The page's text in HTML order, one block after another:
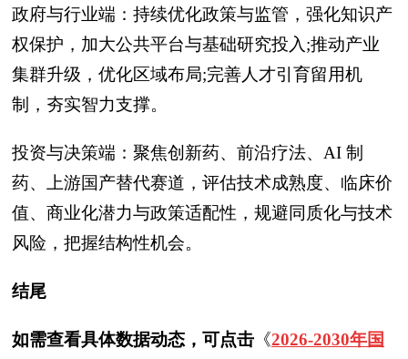
政府与行业端：持续优化政策与监管，强化知识产
权保护，加大公共平台与基础研究投入;推动产业
集群升级，优化区域布局;完善人才引育留用机
制，夯实智力支撑。
投资与决策端：聚焦创新药、前沿疗法、AI 制
药、上游国产替代赛道，评估技术成熟度、临床价
值、商业化潜力与政策适配性，规避同质化与技术
风险，把握结构性机会。
结尾
如需查看具体数据动态，可点击 《2026-2030年国